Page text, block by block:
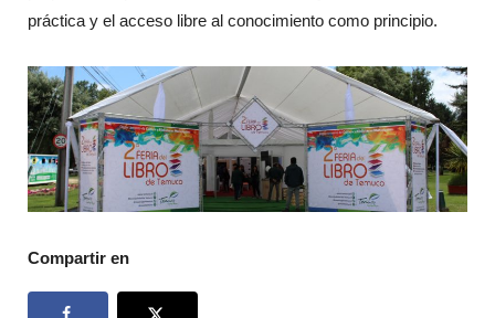
práctica y el acceso libre al conocimiento como principio.
Compartir en